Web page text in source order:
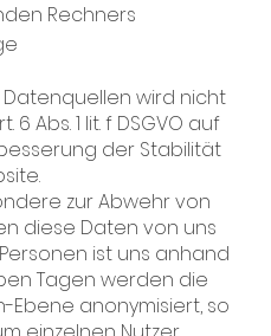
Rechners
wird nicht
Abs. 1 lit. f DSGVO auf
der Stabilität
zur Abwehr von
diese Daten von uns
ist uns anhand
Tagen werden die
Ebene anonymisiert, so